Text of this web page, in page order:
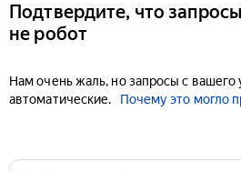
Подтвердите, что
не робот
Нам очень жаль, но запросы с вашего
автоматические.
Почему это могло